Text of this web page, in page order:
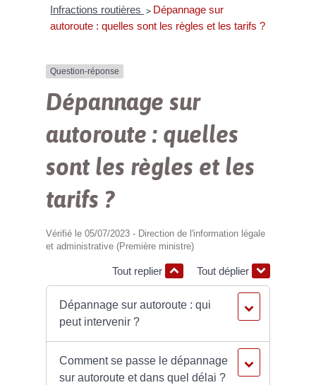
Infractions routières > Dépannage sur
autoroute : quelles sont les règles et les tarifs ?
Question-réponse
Dépannage sur
autoroute : quelles
sont les règles et les
tarifs ?
Vérifié le 05/07/2023 - Direction de l'information légale
et administrative (Première ministre)
Tout replier Tout déplier
Dépannage sur autoroute : qui
peut intervenir ?
Comment se passe le dépannage
sur autoroute et dans quel délai ?